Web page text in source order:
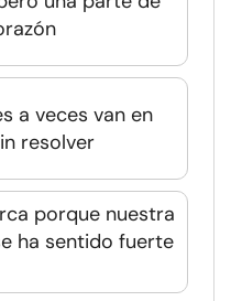
a veces van en
resolver
porque nuestra
ha sentido fuerte